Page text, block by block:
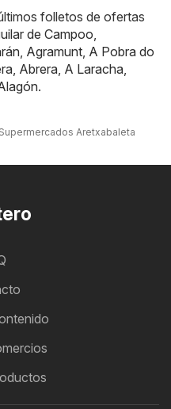
folletos de ofertas
de Campoo
Agramunt A Pobra do
Abrera A Laracha
.
Supermercados Aretxabaleta